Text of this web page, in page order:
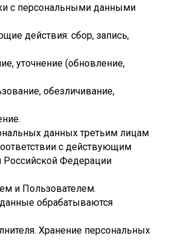
с персональными данными
действия: сбор, запись,
уточнение (обновление,
обезличивание,
данных третьим лицам
с действующим
Российской Федерации
и Пользователем.
обрабатываются
Хранение персональных